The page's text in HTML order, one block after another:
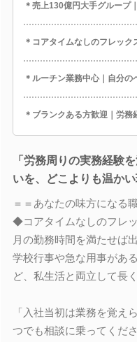
＊売上130億円大手グループ
＊コアタイムなしのフレッ
＊ルーチン業務中心｜自分の
＊ブランクある方歓迎｜労務
「労務周りの実務経験
いを、どこよりも温か
＝＝あなたの味方になる
◆コアタイムなしのフレ
月の勤務時間を満たせば
学校行事や急な用事があ
ど、私生活と両立して長
「入社当初は業務を覚え
つでも相談に乗ってくだ